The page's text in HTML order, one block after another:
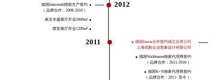
2012
德国Interstuhl授权生产签约
（ 品牌合作：2008-2016 ）
南京丰盛展厅开业2000m²
西安展厅开业1200m²
2011
德国Isaria合作签约成立合资公司
上海优毅企业形象设计有限公司
德国Waldmann独家代理商签约
（ 品牌合作：2011-2016 ）
德国K+N独家代理商签约
（ 品牌合作：2011- 至今 ）